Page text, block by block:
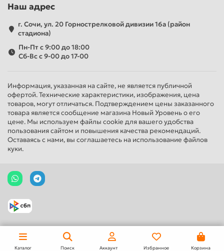
Наш адрес
г. Сочи, ул. 20 Горнострелковой дивизии 16а (район
стадиона)
Пн-Пт с 9:00 до 18:00
Сб-Вс с 9-00 до 17-00
Информация, указанная на сайте, не является публичной
офертой. Технические характеристики, изображения, цена
товаров, могут отличаться. Подтверждением цены заказанного
товара является сообщение магазина Новый Уровень о его
цене. Мы используем файлы cookie для вашего удобства
пользования сайтом и повышения качества рекомендаций.
Оставаясь с нами, вы соглашаетесь на использование файлов
куки.
Каталог Поиск Аккаунт Избранное Корзина